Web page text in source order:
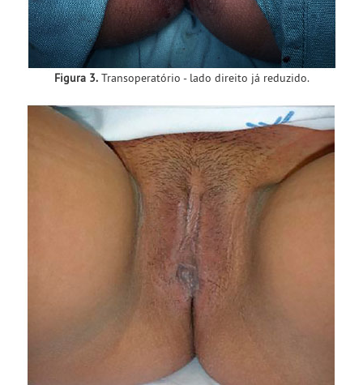
Figura 3.Transoperatório - lado direito já reduzido.